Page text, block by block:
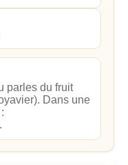
parles du fruit
Dans une